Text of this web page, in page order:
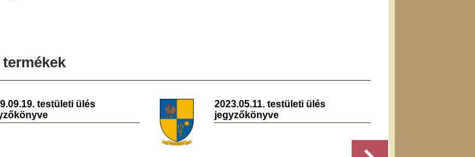
testületi ülés
2023.05.11. testületi ülés
jegyzőkönyve